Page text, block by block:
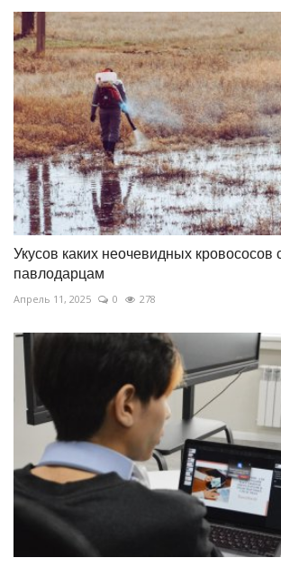
Укусов каких неочевидных кровососов
павлодарцам
Апрель 11, 2025 0 278